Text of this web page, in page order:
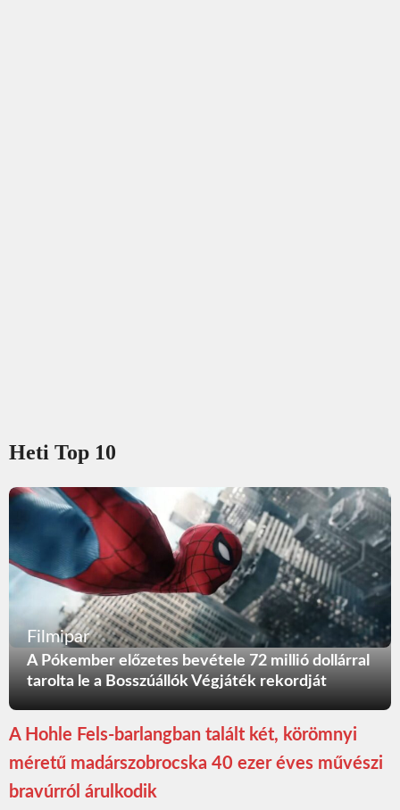
Heti Top 10
Filmipar
A Pókember előzetes bevétele 72 millió dollárral
tarolta le a Bosszúállók Végjáték rekordját
A Hohle Fels-barlangban talált két, körömnyi
méretű madárszobrocska 40 ezer éves művészi
bravúrról árulkodik